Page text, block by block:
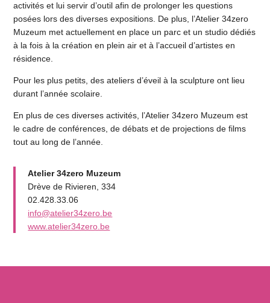
activités et lui servir d’outil afin de prolonger les questions
posées lors des diverses expositions. De plus, l’Atelier 34zero
Muzeum met actuellement en place un parc et un studio dédiés
à la fois à la création en plein air et à l’accueil d’artistes en
résidence.
Pour les plus petits, des ateliers d’éveil à la sculpture ont lieu
durant l’année scolaire.
En plus de ces diverses activités, l’Atelier 34zero Muzeum est
le cadre de conférences, de débats et de projections de films
tout au long de l’année.
Atelier 34zero Muzeum
Drève de Rivieren, 334
02.428.33.06
info@atelier34zero.be
www.atelier34zero.be